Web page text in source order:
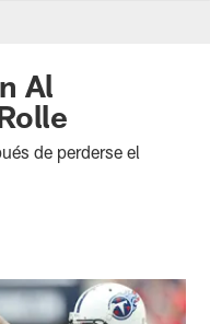
The
Al
de perderse el